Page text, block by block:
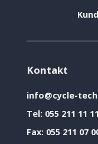
Kontakt
info@cycle-
Tel: 055 211 11 11
Fax: 055 211 07